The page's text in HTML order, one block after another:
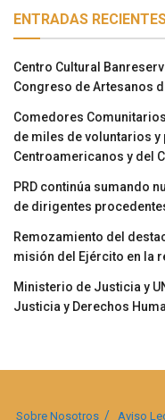
ENTRADAS
Centro Cultural
Congreso de Artesanos
Comedores
de miles de voluntarios
Centroamericanos y del
PRD continúa sumando
de dirigentes
Remozamiento del
misión del Ejército en la
Ministerio de Justicia y
Justicia y Derechos
Sobre Nosotros Aviso